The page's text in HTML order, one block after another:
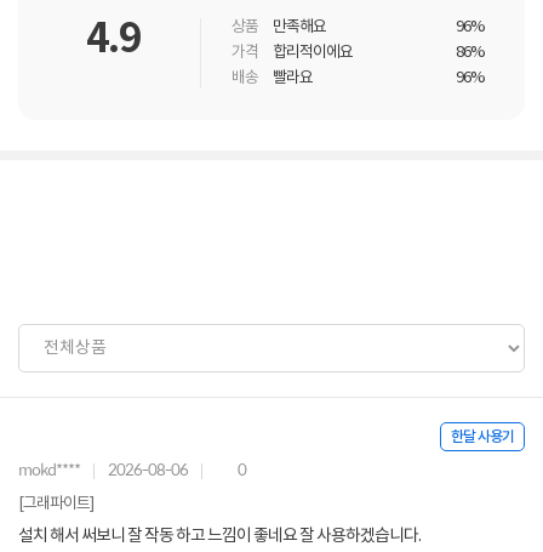
4.9 상품 만족해요
96%
가격
합리적이에요
86%
배송
빨라요 96%
한달 사용기
mokd**** 2026-08-06 0
[그래파이트]
설치 해서 써보니 잘 작동 하고 느낌이 좋네요 잘 사용하겠습니다.